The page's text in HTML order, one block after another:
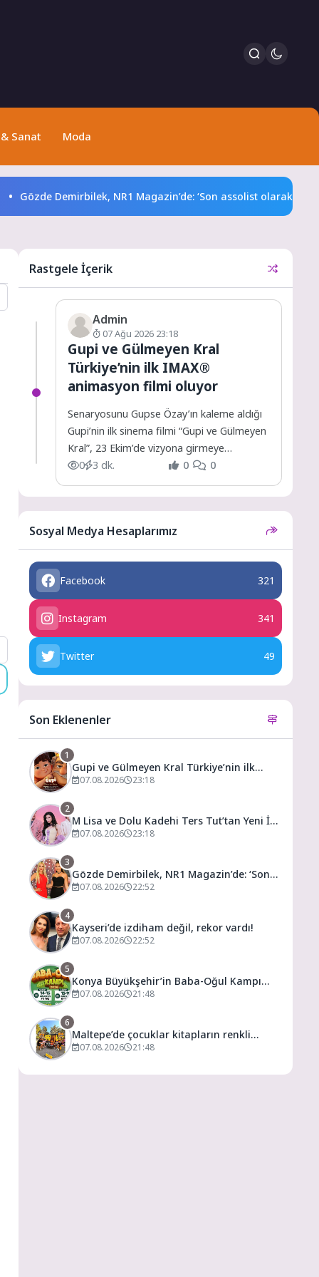
Sanat Moda
Demirbilek, NR1 Magazin’de: ‘Son assolist olarak var
Rastgele İçerik
Admin
07 Ağu 2026 23:18
Gupi ve Gülmeyen Kral
Türkiye’nin ilk IMAX®
animasyon filmi oluyor
Senaryosunu Gupse Özay’ın kaleme aldığı
Gupi’nin ilk sinema filmi “Gupi ve Gülmeyen
Kral”, 23 Ekim’de vizyona girmeye
hazırlanıyor.
0 3 dk. 0 0
Sosyal Medya Hesaplarımız
Facebook 321
Instagram 341
Twitter 49
Son Eklenenler
1
Gupi ve Gülmeyen Kral Türkiye’nin ilk
IMAX® animasyon filmi oluyor
07.08.2026 23:18
2
M Lisa ve Dolu Kadehi Ters Tut’tan Yeni İş
Birliği: Vişne
07.08.2026 23:18
3
Gözde Demirbilek, NR1 Magazin’de: ‘Son
assolist olarak var olacağım!’
07.08.2026 22:52
4
Kayseri’de izdiham değil, rekor vardı!
07.08.2026 22:52
5
Konya Büyükşehir’in Baba-Oğul Kampı
Ağustos Ayında da Devam Edecek
07.08.2026 21:48
6
Maltepe’de çocuklar kitapların renkli
dünyasında buluştu
07.08.2026 21:48